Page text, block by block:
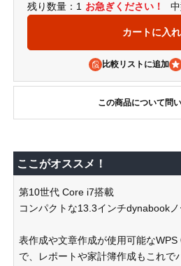
残り数量：1 お急ぎください！
比較リストに追加
この商品について問
ここがオススメ！
第10世代 Core i7搭載
コンパクトな13.3インチdynabookノ
表作成や文章作成が使用可能な
で、レポートや家計簿作成もこれで